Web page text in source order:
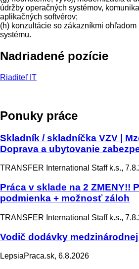
údržby operačných systémov,
aplikačných softvérov;
(h) konzultácie so zákazníkmi
systému.
Nadriadené pozície
Riaditeľ IT
Ponuky práce
Skladník / skladníčka VZV |
Doprava a ubytovanie
TRANSFER International Staff k.s.,
Práca v sklade na 2 ZMENY!!
podmienka + možnosť záloh
TRANSFER International Staff k.s.,
Vodič dodávky
LepsiaPraca.sk, 6.8.2026